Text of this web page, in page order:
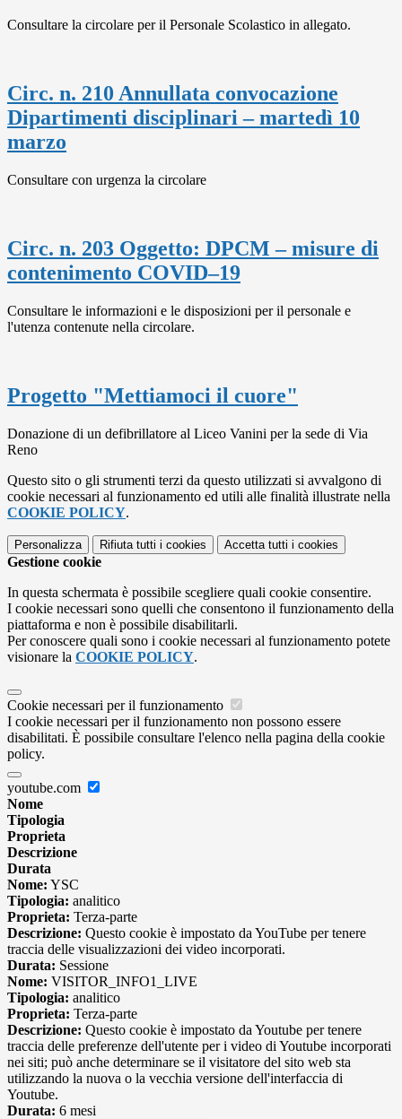
Consultare la circolare per il Personale Scolastico in allegato.
Circ. n. 210 Annullata convocazione
Dipartimenti disciplinari – martedì 10
marzo
Consultare con urgenza la circolare
Circ. n. 203 Oggetto: DPCM – misure di
contenimento COVID–19
Consultare le informazioni e le disposizioni per il personale e
l'utenza contenute nella circolare.
Progetto "Mettiamoci il cuore"
Donazione di un defibrillatore al Liceo Vanini per la sede di Via
Reno
Questo sito o gli strumenti terzi da questo utilizzati si avvalgono di
cookie necessari al funzionamento ed utili alle finalità illustrate nella
COOKIE POLICY.
Personalizza Rifiuta tutti i cookies Accetta tutti i cookies
Gestione cookie
In questa schermata è possibile scegliere quali cookie consentire.
I cookie necessari sono quelli che consentono il funzionamento della
piattaforma e non è possibile disabilitarli.
Per conoscere quali sono i cookie necessari al funzionamento potete
visionare la COOKIE POLICY.
Cookie necessari per il funzionamento
I cookie necessari per il funzionamento non possono essere
disabilitati. È possibile consultare l'elenco nella pagina della cookie
policy.
youtube.com
Nome
Tipologia
Proprieta
Descrizione
Durata
Nome: YSC
Tipologia: analitico
Proprieta: Terza-parte
Descrizione: Questo cookie è impostato da YouTube per tenere
traccia delle visualizzazioni dei video incorporati.
Durata: Sessione
Nome: VISITOR_INFO1_LIVE
Tipologia: analitico
Proprieta: Terza-parte
Descrizione: Questo cookie è impostato da Youtube per tenere
traccia delle preferenze dell'utente per i video di Youtube incorporati
nei siti; può anche determinare se il visitatore del sito web sta
utilizzando la nuova o la vecchia versione dell'interfaccia di
Youtube.
Durata: 6 mesi